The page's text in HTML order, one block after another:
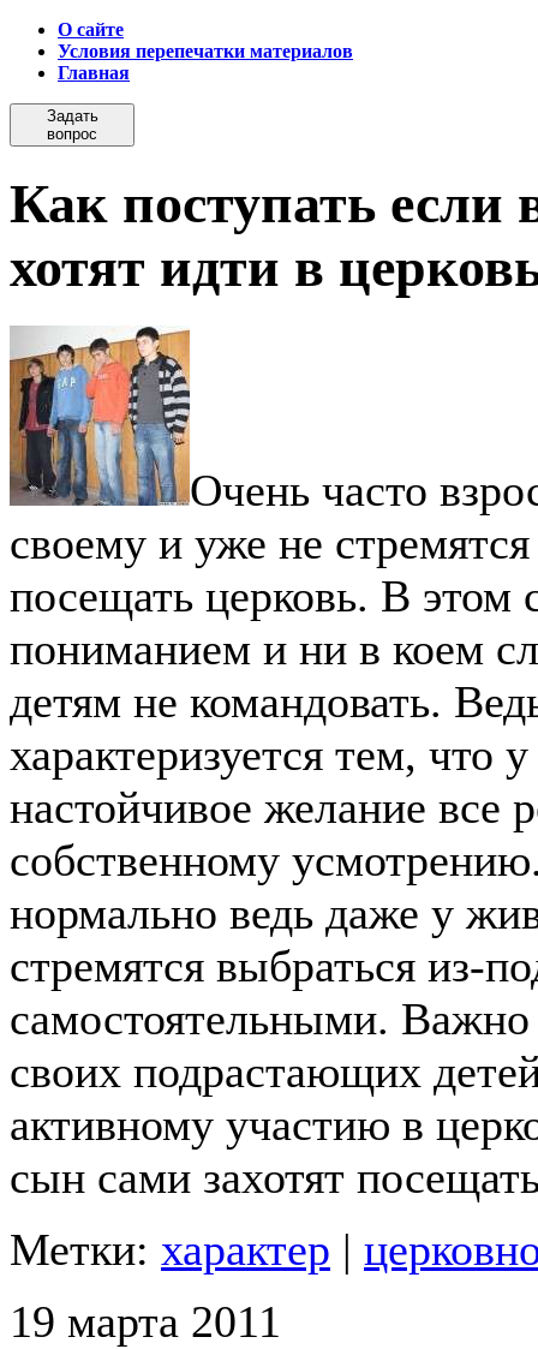
О сайте
Условия перепечатки материалов
Главная
Задать
вопрос
Как поступать если
хотят идти в
Очень часто
своему и уже не
посещать церковь. В этом
пониманием и ни в коем
детям не командовать.
характеризуется тем, что
настойчивое желание все
собственному
нормально ведь даже у
стремятся выбраться из-
самостоятельными. Важно
своих подрастающих
активному участию в
сын сами захотят
Метки: характер |
19 марта 2011